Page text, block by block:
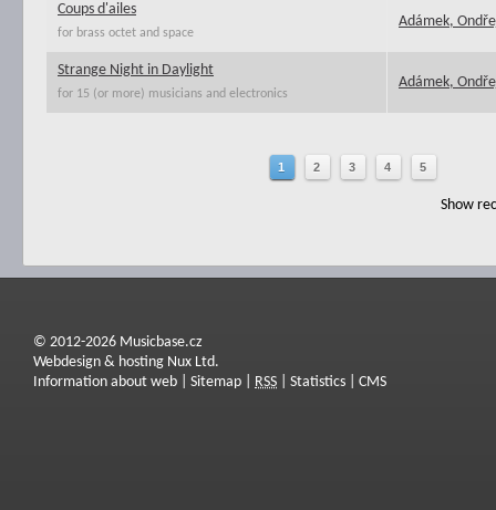
Coups d'ailes
for brass octet and space
Adámek,
Strange Night in Daylight
for 15 (or more) musicians and electronics
Adámek,
1 2 3 4 5
Show
© 2012-2026 Musicbase.cz
Webdesign & hosting Nux Ltd.
Information about web
Sitemap RSS Statistics CMS